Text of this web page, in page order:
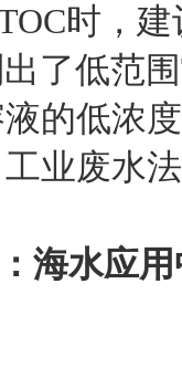
时，
了低范
的低浓
业废水
海水应